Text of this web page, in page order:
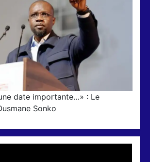
date importante…» : Le
Sonko